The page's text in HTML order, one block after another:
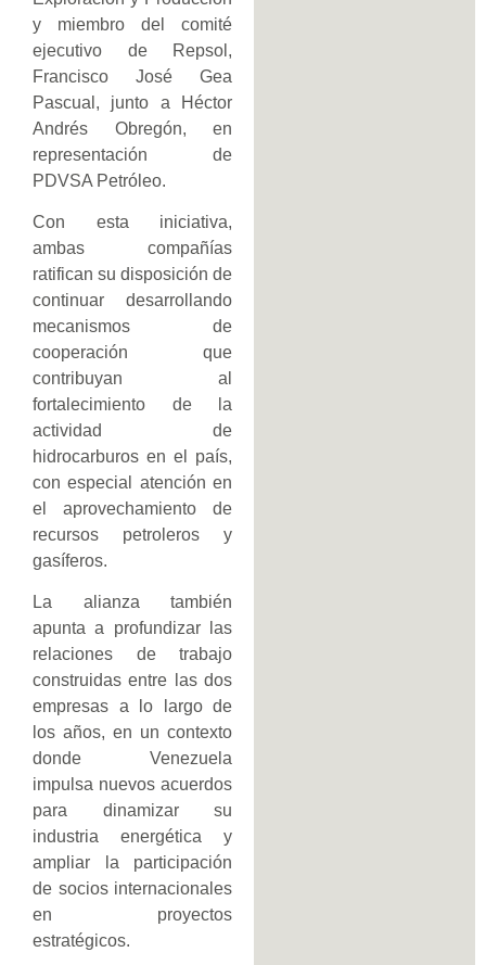
y miembro del comité
ejecutivo de Repsol,
Francisco José Gea
Pascual, junto a Héctor
Andrés Obregón, en
representación de
PDVSA Petróleo.
Con esta iniciativa,
ambas compañías
ratifican su disposición de
continuar desarrollando
mecanismos de
cooperación que
contribuyan al
fortalecimiento de la
actividad de
hidrocarburos en el país,
con especial atención en
el aprovechamiento de
recursos petroleros y
gasíferos.
La alianza también
apunta a profundizar las
relaciones de trabajo
construidas entre las dos
empresas a lo largo de
los años, en un contexto
donde Venezuela
impulsa nuevos acuerdos
para dinamizar su
industria energética y
ampliar la participación
de socios internacionales
en proyectos
estratégicos.